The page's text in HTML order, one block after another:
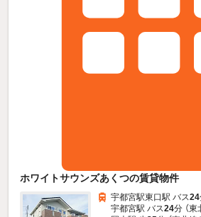
ホワイトサウンズあくつの賃貸物件
宇都宮駅東口駅 バス24
宇都宮駅 バス24分 （